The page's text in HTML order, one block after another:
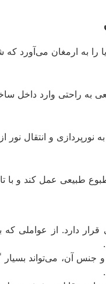
را به ارمغان می‌آورد
به راحتی وارد
نورپردازی و انتقال
طبیعی عمل کند و
دارد. از عواملی
آن، می‌تواند بسیار